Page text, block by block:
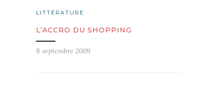
LITTÉRATURE
L’ACCRO DU SHOPPING
8 septembre 2009